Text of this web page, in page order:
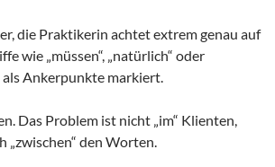
die Praktikerin achtet extrem genau auf
wie „müssen“, „natürlich“ oder
als Ankerpunkte markiert.
Das Problem ist nicht „im“ Klienten,
„zwischen“ den Worten.